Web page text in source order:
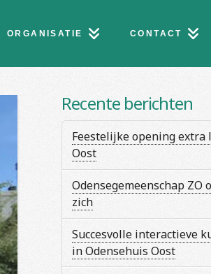
ORGANISATIE CONTACT
Recente berichten
Feestelijke opening extra
Oost
Odensegemeenschap ZO
zich
Succesvolle interactieve
in Odensehuis Oost